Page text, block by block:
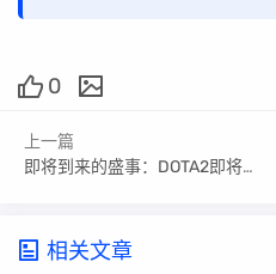
0
上一篇
即将到来的盛事：DOTA2即将举行的大型游戏活动预告！
相关文章